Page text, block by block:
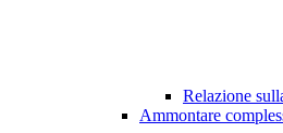
Relazione
Ammontare